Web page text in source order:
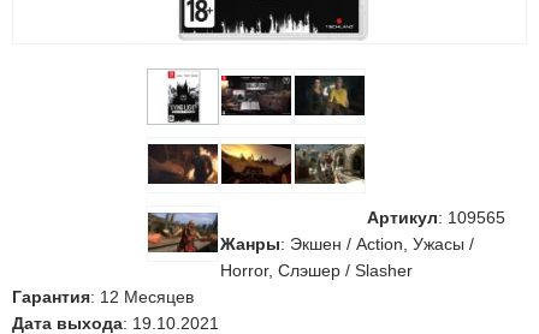
Артикул: 109565
Жанры: Экшен / Action, Ужасы /
Horror, Слэшер / Slasher
Гарантия: 12 Месяцев
Дата выхода: 19.10.2021